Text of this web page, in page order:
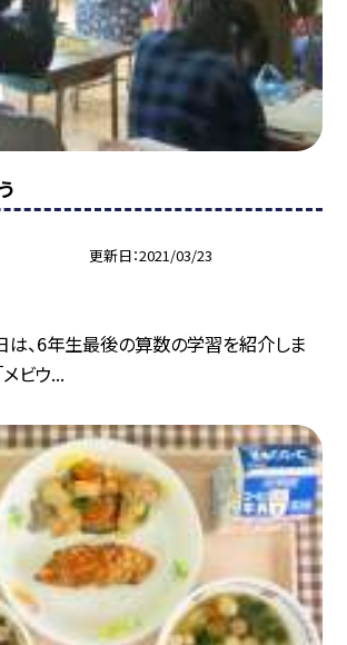
更新日 2021/03/23
は、6年生最後の算数の学習を紹介しま
メビウ...